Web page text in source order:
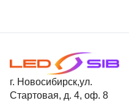
г. Новосибирск,ул.
Стартовая, д. 4, оф. 8